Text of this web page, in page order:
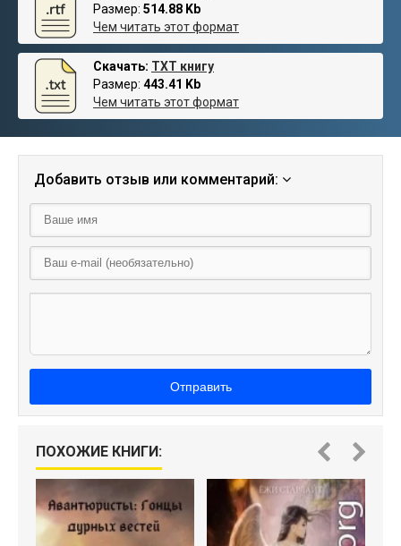
Размер: 514.88 Kb
Чем читать этот формат
Скачать: TXT книгу
Размер: 443.41 Kb
Чем читать этот формат
Добавить отзыв или комментарий:
Отправить
ПОХОЖИЕ КНИГИ: